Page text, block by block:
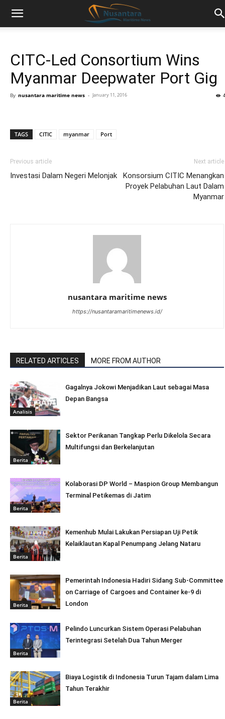
CITC-Led Consortium Wins
Myanmar Deepwater Port Gig
By nusantara maritime news - January 11, 2016
TAGS CITIC myanmar Port
Previous article
Investasi Dalam Negeri Melonjak
Next article
Konsorsium CITIC Menangkan
Proyek Pelabuhan Laut Dalam
Myanmar
nusantara maritime news
https://nusantaramaritimenews.id/
RELATED ARTICLES MORE FROM AUTHOR
Analisis
Gagalnya Jokowi Menjadikan Laut sebagai Masa
Depan Bangsa
Berita
Sektor Perikanan Tangkap Perlu Dikelola Secara
Multifungsi dan Berkelanjutan
Berita
Kolaborasi DP World – Maspion Group Membangun
Terminal Petikemas di Jatim
Berita
Kemenhub Mulai Lakukan Persiapan Uji Petik
Kelaiklautan Kapal Penumpang Jelang Nataru
Berita
Pemerintah Indonesia Hadiri Sidang Sub-Committee
on Carriage of Cargoes and Container ke-9 di
London
Berita
Pelindo Luncurkan Sistem Operasi Pelabuhan
Terintegrasi Setelah Dua Tahun Merger
Berita
Biaya Logistik di Indonesia Turun Tajam dalam Lima
Tahun Terakhir